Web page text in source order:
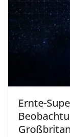
Ernte-